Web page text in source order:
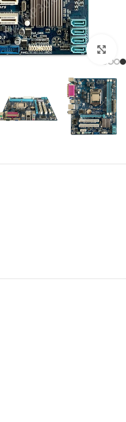
برای بزرگنمایی کلیک کنید